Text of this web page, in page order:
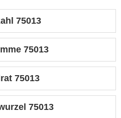
75013
75013
75013
75013